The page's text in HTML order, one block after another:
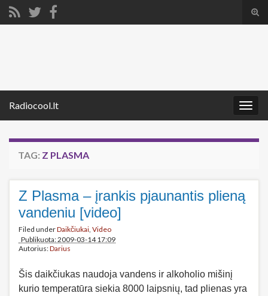
Radiocool.lt
TAG: Z PLASMA
Z Plasma – įrankis pjaunantis plieną
vandeniu [video]
Filed underDaikčiukai, Video
Publikuota: 2009-03-14 17:09
Autorius:Darius
Šis daikčiukas naudoja vandens ir alkoholio mišinį
kurio temperatūra siekia 8000 laipsnių, tad plienas yra